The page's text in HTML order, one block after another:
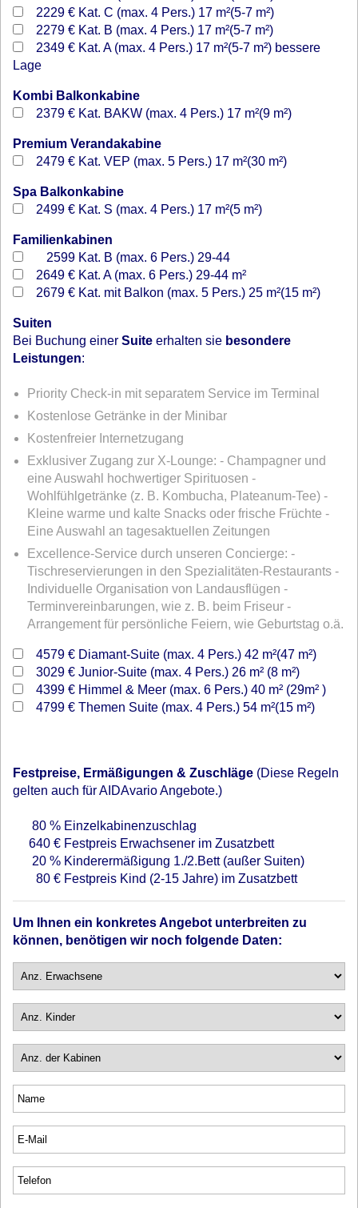
2229 € Kat. C (max. 4 Pers.) 17 m²(5-7 m²)
2279 € Kat. B (max. 4 Pers.) 17 m²(5-7 m²)
2349 € Kat. A (max. 4 Pers.) 17 m²(5-7 m²) bessere
Lage
Kombi Balkonkabine
2379 € Kat. BAKW (max. 4 Pers.) 17 m²(9 m²)
Premium Verandakabine
2479 € Kat. VEP (max. 5 Pers.) 17 m²(30 m²)
Spa Balkonkabine
2499 € Kat. S (max. 4 Pers.) 17 m²(5 m²)
Familienkabinen
2599 Kat. B (max. 6 Pers.) 29-44
2649 € Kat. A (max. 6 Pers.) 29-44 m²
2679 € Kat. mit Balkon (max. 5 Pers.) 25 m²(15 m²)
Suiten
Bei Buchung einer Suite erhalten sie besondere
Leistungen:
Priority Check-in mit separatem Service im Terminal
Kostenlose Getränke in der Minibar
Kostenfreier Internetzugang
Exklusiver Zugang zur X-Lounge: - Champagner und
eine Auswahl hochwertiger Spirituosen -
Wohlfühlgetränke (z. B. Kombucha, Plateanum-Tee) -
Kleine warme und kalte Snacks oder frische Früchte -
Eine Auswahl an tagesaktuellen Zeitungen
Excellence-Service durch unseren Concierge: -
Tischreservierungen in den Spezialitäten-Restaurants -
Individuelle Organisation von Landausflügen -
Terminvereinbarungen, wie z. B. beim Friseur -
Arrangement für persönliche Feiern, wie Geburtstag o.ä.
4579 € Diamant-Suite (max. 4 Pers.) 42 m²(47 m²)
3029 € Junior-Suite (max. 4 Pers.) 26 m² (8 m²)
4399 € Himmel & Meer (max. 6 Pers.) 40 m² (29m² )
4799 € Themen Suite (max. 4 Pers.) 54 m²(15 m²)
Festpreise, Ermäßigungen & Zuschläge (Diese Regeln
gelten auch für AIDAvario Angebote.)
80 % Einzelkabinenzuschlag
640 € Festpreis Erwachsener im Zusatzbett
20 % Kinderermäßigung 1./2.Bett (außer Suiten)
80 € Festpreis Kind (2-15 Jahre) im Zusatzbett
Um Ihnen ein konkretes Angebot unterbreiten zu
können, benötigen wir noch folgende Daten: